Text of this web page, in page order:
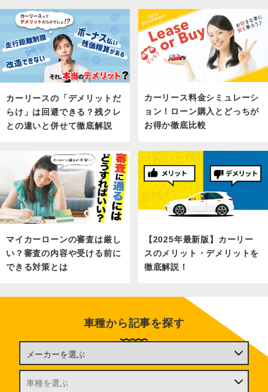
カーリースの「デメリットだ
らけ」は回避できる？残クレ
との違いと併せて徹底解説
カーリース料金シミュレーシ
ョン！ローン購入とどっちが
お得か徹底比較
マイカーローンの審査は厳し
い？審査の内容や受ける前に
できる対策とは
【2025年最新版】カーリー
スのメリット・デメリットを
徹底解説！
車種から記事を探す